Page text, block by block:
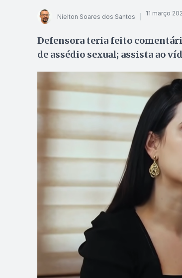
Nielton Soares dos Santos 11 março
Defensora teria feito
de assédio sexual; assista ao